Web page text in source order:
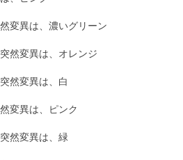
変異は、濃いグリーン
然変異は、オレンジ
然変異は、白
変異は、ピンク
然変異は、緑